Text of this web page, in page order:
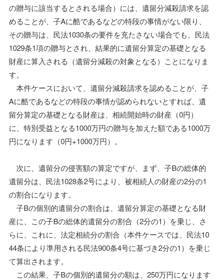
の贈与に該当するとされる場合）には、遺留分減殺請求を認
めることが、子Aに酷であるなどの特段の事情がない限り、
その贈与は、民法1030条の要件を充たさない場合でも、民法
1029条1項の贈与とされ、結果的に遺留分算定の基礎となる
財産に算入される（遺留分減殺の対象となる）ことになりま
す。
本件ケースにおいて、遺留分減殺請求を認めることが、子
Aに酷であるなどの特段の事情が認められないとすれば、遺
留分算定の基礎となる財産は、相続開始時の財産（0円）
に、特別受益となる1000万円の贈与を加えた額である1000万
円になります（0円+1000万円）。
次に、遺留分の侵害額の算定ですが、まず、子Bの総体的
遺留分は、民法1028条2号により、被相続人の財産の2分の1
の割合になります。
子Bの個別的遺留分の割合は、遺留分算定の基礎となる財
産に、この子Bの総体的遺留分の割合（2分の1）を乗じ、さ
らに、これに、法定相続分の割合（本件ケースでは、民法10
44条により準用される民法900条4号に基づき2分の1）を乗じ
て算出されます。
この結果、子Bの個別的遺留分の額は、250万円になります